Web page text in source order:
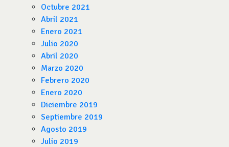
Octubre 2021
Abril 2021
Enero 2021
Julio 2020
Abril 2020
Marzo 2020
Febrero 2020
Enero 2020
Diciembre 2019
Septiembre 2019
Agosto 2019
Julio 2019